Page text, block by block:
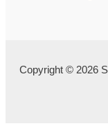
Copyright © 2026